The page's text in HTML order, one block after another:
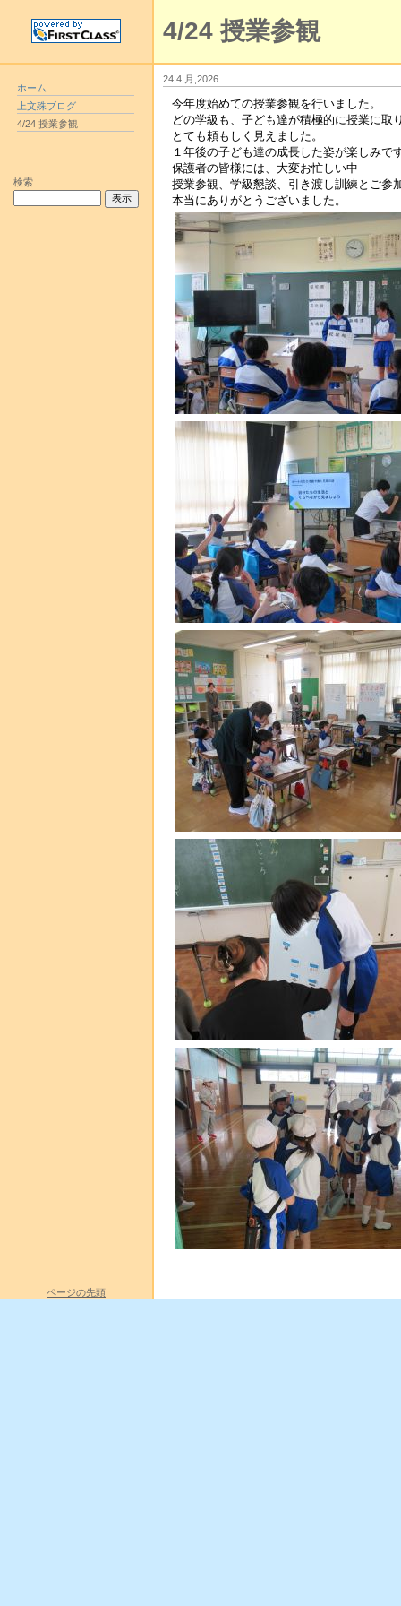
ホーム
上文殊ブログ
4/24 授業参観
検索
4/24 授業参観
24 4 月,2026
今年度始めての授業参観を行いました。
どの学級も、子ども達が積極的に授業に取
とても頼もしく見えました。
１年後の子ども達の成長した姿が楽しみで
保護者の皆様には、大変お忙しい中
授業参観、学級懇談、引き渡し訓練とご参
本当にありがとうございました。
ページの先頭